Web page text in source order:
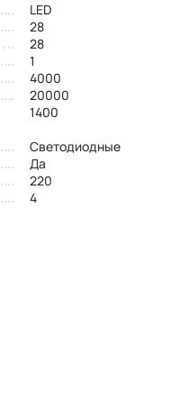
LED
28
28
1
4000
20000
1400
Светодиодные
Да
220
4